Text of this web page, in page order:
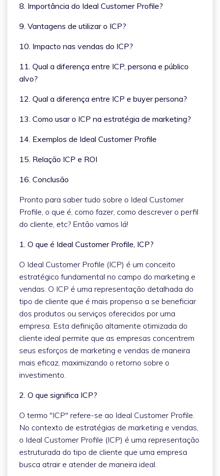
8. Importância do Ideal Customer Profile?
9. Vantagens de utilizar o ICP?
10. Impacto nas vendas do ICP?
11. Qual a diferença entre ICP, persona e público
alvo?
12. Qual a diferença entre ICP e buyer persona?
13. Como usar o ICP na estratégia de marketing?
14. Exemplos de Ideal Customer Profile
15. Relação ICP e ROI
16. Conclusão
Pronto para saber tudo sobre o Ideal Customer
Profile, o que é, como fazer, como descrever o perfil
do cliente, etc? Então vamos lá!
1. O que é Ideal Customer Profile, ICP?
O Ideal Customer Profile (ICP) é um conceito
estratégico fundamental no campo do marketing e
vendas. O ICP é uma representação detalhada do
tipo de cliente que é mais propenso a se beneficiar
dos produtos ou serviços oferecidos por uma
empresa. Esta definição altamente otimizada do
cliente ideal permite que as empresas concentrem
seus esforços de marketing e vendas de maneira
mais eficaz, maximizando o retorno sobre o
investimento.
2. O que significa ICP?
O termo "ICP" refere-se ao Ideal Customer Profile.
No contexto de estratégias de marketing e vendas,
o Ideal Customer Profile (ICP) é uma representação
estruturada do tipo de cliente que uma empresa
busca atrair e atender de maneira ideal.